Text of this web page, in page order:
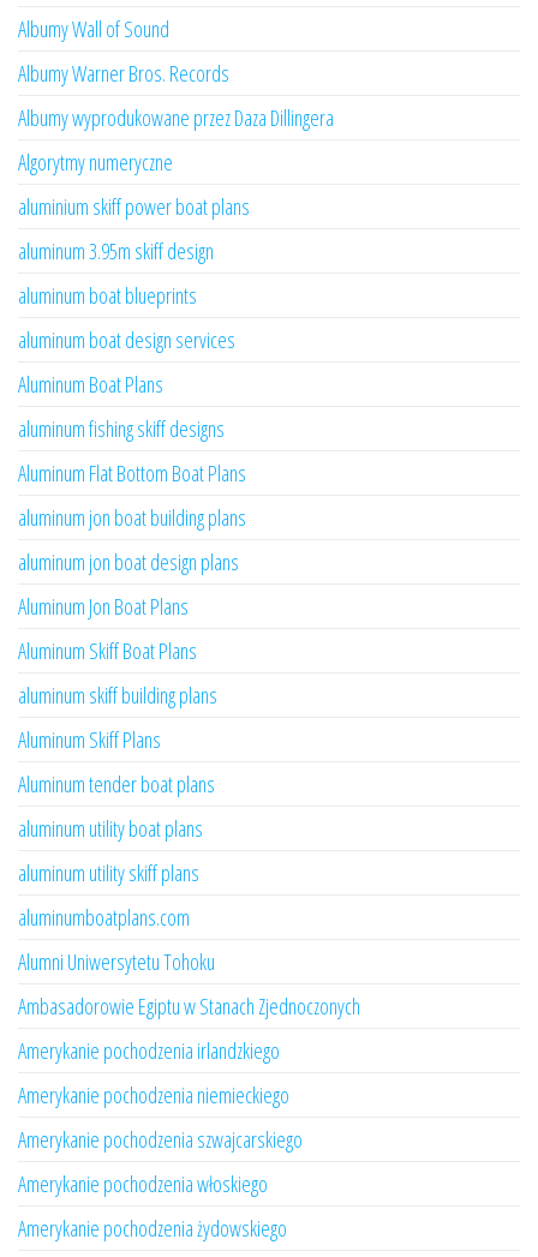
Albumy Wall of Sound
Albumy Warner Bros. Records
Albumy wyprodukowane przez Daza Dillingera
Algorytmy numeryczne
aluminium skiff power boat plans
aluminum 3.95m skiff design
aluminum boat blueprints
aluminum boat design services
Aluminum Boat Plans
aluminum fishing skiff designs
Aluminum Flat Bottom Boat Plans
aluminum jon boat building plans
aluminum jon boat design plans
Aluminum Jon Boat Plans
Aluminum Skiff Boat Plans
aluminum skiff building plans
Aluminum Skiff Plans
Aluminum tender boat plans
aluminum utility boat plans
aluminum utility skiff plans
aluminumboatplans.com
Alumni Uniwersytetu Tohoku
Ambasadorowie Egiptu w Stanach Zjednoczonych
Amerykanie pochodzenia irlandzkiego
Amerykanie pochodzenia niemieckiego
Amerykanie pochodzenia szwajcarskiego
Amerykanie pochodzenia włoskiego
Amerykanie pochodzenia żydowskiego